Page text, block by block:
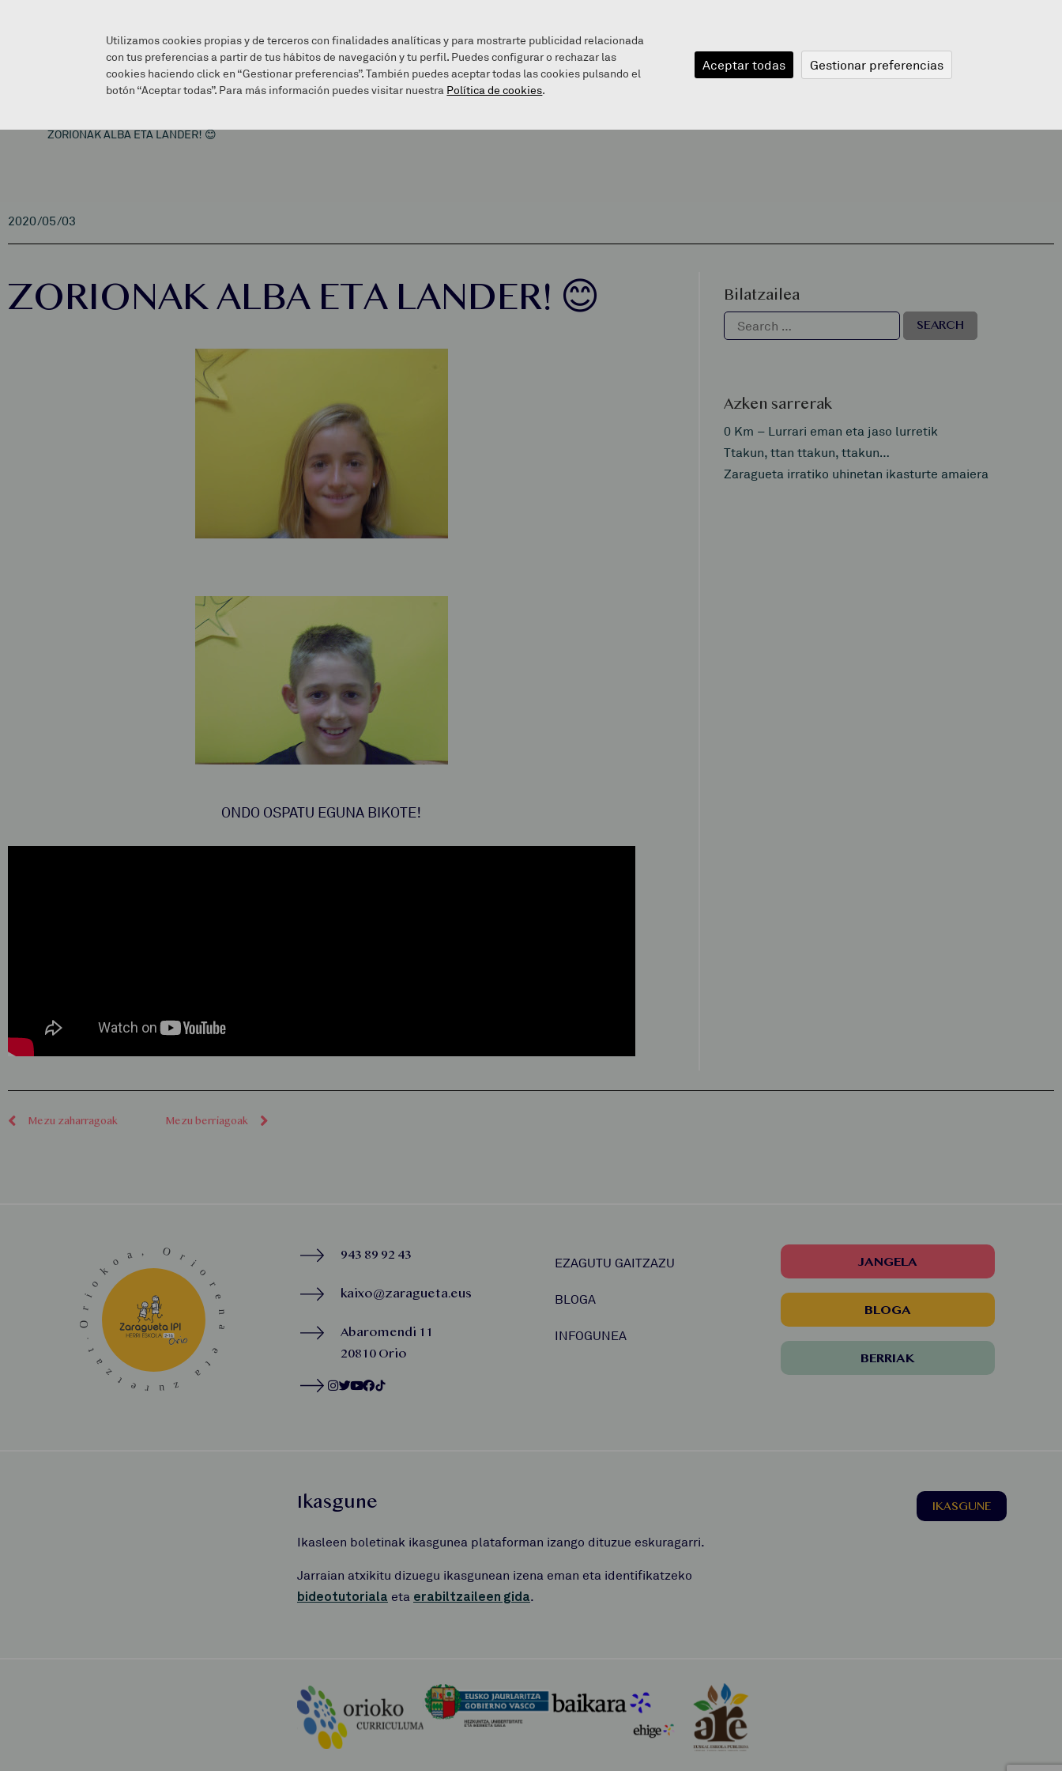
EZAGUTU GAITZAZU INFOGUNEA BALEAREN BIDEA JANGELA BLOGA BERRIAK
ZORIONAK ALBA ETA LANDER! 😊
2020/05/03
ZORIONAK ALBA ETA LANDER! 😊
ONDO OSPATU EGUNA BIKOTE!
Bilatzailea
Azken sarrerak
0 Km – Lurrari eman eta jaso lurretik
Ttakun, ttan ttakun, ttakun…
Zaragueta irratiko uhinetan ikasturte amaiera
Mezu zaharragoak Mezu berriagoak
943 89 92 43
kaixo@zaragueta.eus
Abaromendi 11
20810 Orio
EZAGUTU GAITZAZU
BLOGA
INFOGUNEA
JANGELA
BLOGA
BERRIAK
Ikasgune
Ikasleen boletinak ikasgunea plataforman izango dituzue eskuragarri.
Jarraian atxikitu dizuegu ikasgunean izena eman eta identifikatzeko
bideotutoriala eta erabiltzaileen gida.
IKASGUNE
Utilizamos cookies propias y de terceros con finalidades analíticas y para mostrarte publicidad relacionada
con tus preferencias a partir de tus hábitos de navegación y tu perfil. Puedes configurar o rechazar las
cookies haciendo click en “Gestionar preferencias”. También puedes aceptar todas las cookies pulsando el
botón “Aceptar todas”. Para más información puedes visitar nuestra Política de cookies.
Aceptar todas Gestionar preferencias